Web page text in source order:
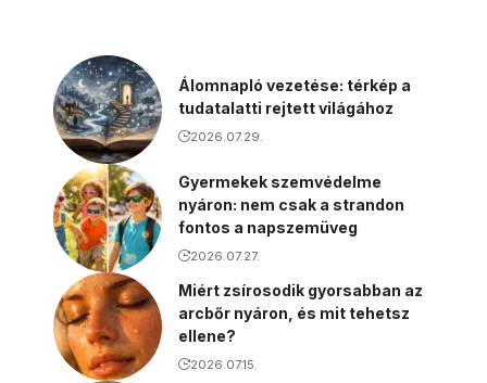
Álomnapló vezetése: térkép a
tudatalatti rejtett világához
2026.07.29.
Gyermekek szemvédelme
nyáron: nem csak a strandon
fontos a napszemüveg
2026.07.27.
Miért zsírosodik gyorsabban az
arcbőr nyáron, és mit tehetsz
ellene?
2026.07.15.